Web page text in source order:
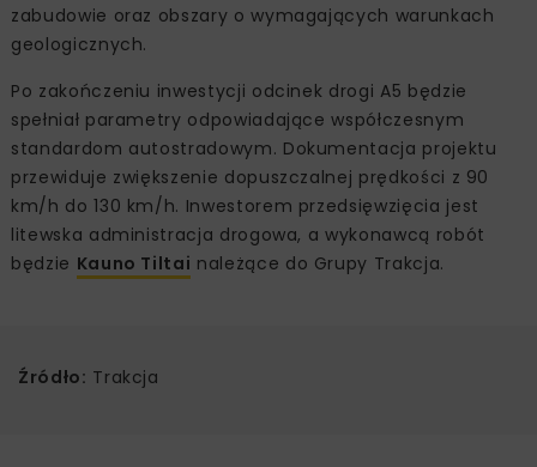
zabudowie oraz obszary o wymagających warunkach
geologicznych.
Po zakończeniu inwestycji odcinek drogi A5 będzie
spełniał parametry odpowiadające współczesnym
standardom autostradowym. Dokumentacja projektu
przewiduje zwiększenie dopuszczalnej prędkości z 90
km/h do 130 km/h. Inwestorem przedsięwzięcia jest
litewska administracja drogowa, a wykonawcą robót
będzie Kauno Tiltai należące do Grupy Trakcja.
Źródło: Trakcja